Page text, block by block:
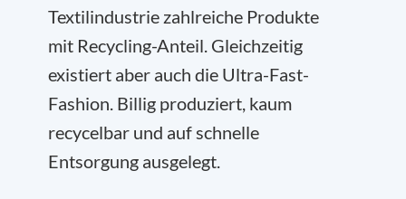
Textilindustrie zahlreiche Produkte
mit Recycling-Anteil. Gleichzeitig
existiert aber auch die Ultra-Fast-
Fashion. Billig produziert, kaum
recycelbar und auf schnelle
Entsorgung ausgelegt.